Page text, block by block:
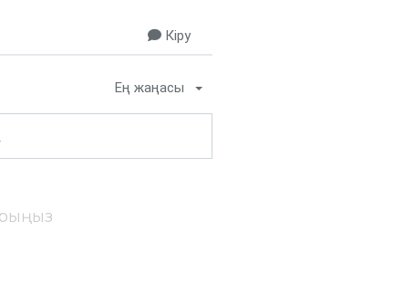
Кіру
Ең жаңасы